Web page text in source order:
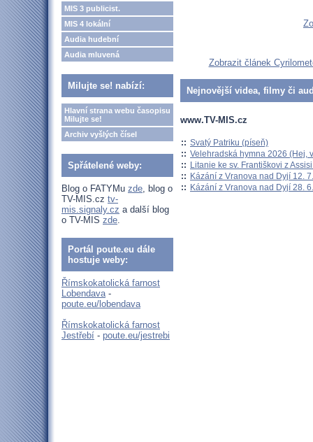
MIS 3 publicist.
MIS 4 lokální
Audia hudební
Audia mluvená
Milujte se! nabízí:
Hlavní strana webu časopisu
Milujte se!
Archiv vyšlých čísel
Spřátelené weby:
Blog o FATYMu zde, blog o
TV-MIS.cz tv-
mis.signaly.cz a další blog
o TV-MIS zde.
Portál poute.eu dále
hostuje weby:
Římskokatolická farnost
Lobendava-
poute.eu/lobendava
Římskokatolická farnost
Jestřebí - poute.eu/jestrebi
Zobrazit článek
Nejnovější videa, filmy či
www.TV-MIS.cz
:: Svatý Patriku (píseň)
:: Velehradská hymna 2026 (Hej,
:: Litanie ke sv. Františkovi z
:: Kázání z Vranova nad Dyjí 12.
:: Kázání z Vranova nad Dyjí 28.